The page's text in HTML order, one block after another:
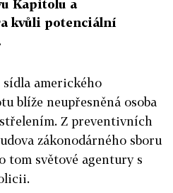
Kapitolu a
kvůli potenciální
amerického
blíže neupřesněná osoba
Z preventivních
zákonodárného sboru
tom světové agentury s